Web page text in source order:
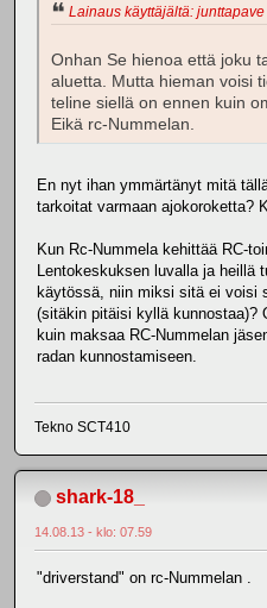
Lainaus käyttäjältä:
Onhan Se hienoa että joku
aluetta. Mutta hieman voisi
teline siellä on ennen kuin
Eikä rc-Nummelan.
En nyt ihan ymmärtänyt mitä
tarkoitat varmaan ajokoroketta?
Kun Rc-Nummela kehittää RC-
Lentokeskuksen luvalla ja heillä
käytössä, niin miksi sitä ei voisi
(sitäkin pitäisi kyllä kunnostaa)?
kuin maksaa RC-Nummelan
radan kunnostamiseen.
Tekno SCT410
shark-18_
14.08.13 - klo: 07.59
"driverstand" on rc-Nummelan .